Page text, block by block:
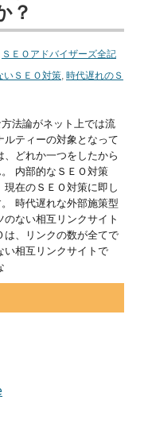
？
ＳＥＯアドバイザーズ全記
いＳＥＯ対策, 時代遅れのＳ
法論がネット上では流
ティーの対象となって
どれか一つをしたから
内部的なＳＥＯ対策
在のＳＥＯ対策に即し
時代遅れな外部施策型
ない相互リンクサイト
は、リンクの数が全てで
い相互リンクサイトで